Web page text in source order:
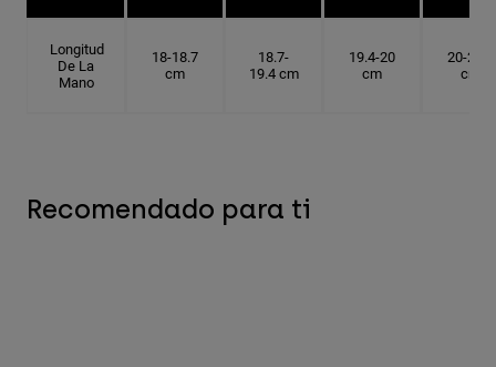
Longitud
De La
Mano
18-18.7
cm
18.7-
19.4 cm
19.4-20
cm
20-20.6
cm
Recomendado para ti